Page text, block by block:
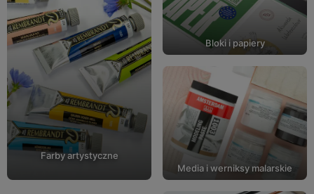
Farby artystyczne
Bloki i papiery
Media i werniksy malarskie